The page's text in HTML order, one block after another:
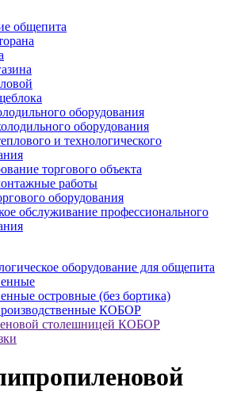
общепита
оборудования
оборудования
и технологического
торгового объекта
работы
оборудования
обслуживание профессионального
оборудование для общепита
островные (без бортика)
КОБОР
столешницей КОБОР